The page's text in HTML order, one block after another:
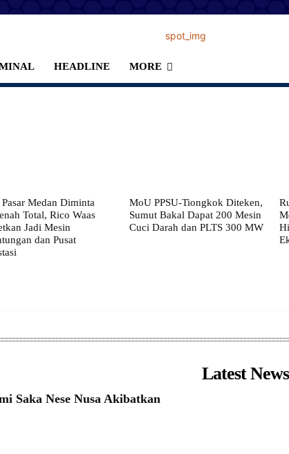
HEADLINE MORE
Medan Diminta
Total, Rico Waas
Jadi Mesin
dan Pusat
MoU PPSU-Tiongkok Diteken,
Sumut Bakal Dapat 200 Mesin
Cuci Darah dan PLTS 300 MW
Saka Nese Nusa Akibatkan
Latest News